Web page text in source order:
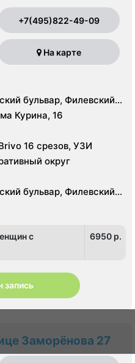
+7(495)822-49-09
На карте
бульвар, Филевский
Курина, 16
16 срезов, УЗИ
округ
бульвар, Филевский
с
6950 p.
запись
Заморёнова 27